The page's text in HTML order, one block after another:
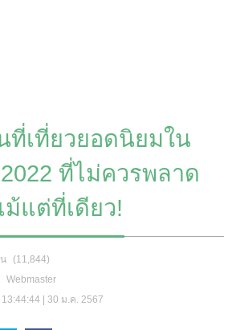
ที่เที่ยวยอดนิยมใน
ที่ไม่ควรพลาด
ม้แต่ที่เดียว!
(11,844)
Webmaster
13:44:44 | 30 ม.ค. 2567